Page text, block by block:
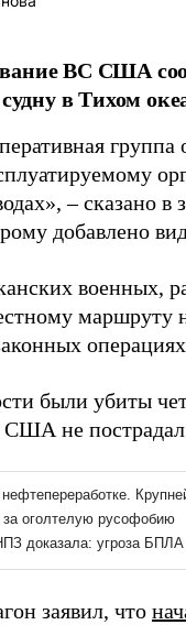
ВС США
в Тихом
– сказано
добавлено
военных,
маршруту
были убиты
не
заявил, что